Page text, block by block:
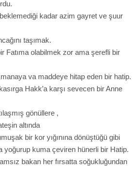
kadar azim gayret ve şuur
taşımak.
Fatıma olabilmek zor ama şerefli bir
va maddeye hitap eden bir hatip.
Hakk’a karşı sevecen bir Anne
gönüllere ,
altında
bir kor yığınına dönüştüğü gibi
yoğurup kuma çeviren hünerli bir Hatip.
bakan her fırsatta soğukluğundan